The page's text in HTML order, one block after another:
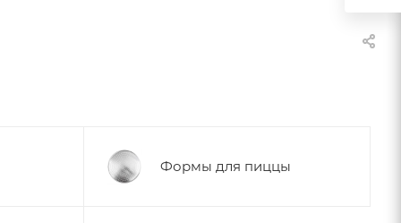
Формы для пиццы